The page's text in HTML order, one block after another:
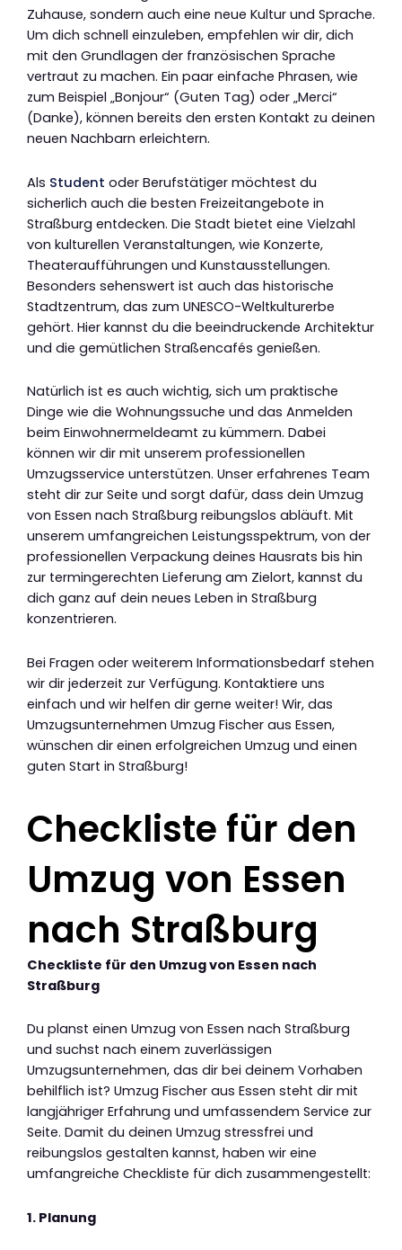
Zuhause, sondern auch eine neue Kultur und Sprache.
Um dich schnell einzuleben, empfehlen wir dir, dich
mit den Grundlagen der französischen Sprache
vertraut zu machen. Ein paar einfache Phrasen, wie
zum Beispiel „Bonjour“ (Guten Tag) oder „Merci“
(Danke), können bereits den ersten Kontakt zu deinen
neuen Nachbarn erleichtern.
Als Student oder Berufstätiger möchtest du
sicherlich auch die besten Freizeitangebote in
Straßburg entdecken. Die Stadt bietet eine Vielzahl
von kulturellen Veranstaltungen, wie Konzerte,
Theateraufführungen und Kunstausstellungen.
Besonders sehenswert ist auch das historische
Stadtzentrum, das zum UNESCO-Weltkulturerbe
gehört. Hier kannst du die beeindruckende Architektur
und die gemütlichen Straßencafés genießen.
Natürlich ist es auch wichtig, sich um praktische
Dinge wie die Wohnungssuche und das Anmelden
beim Einwohnermeldeamt zu kümmern. Dabei
können wir dir mit unserem professionellen
Umzugsservice unterstützen. Unser erfahrenes Team
steht dir zur Seite und sorgt dafür, dass dein Umzug
von Essen nach Straßburg reibungslos abläuft. Mit
unserem umfangreichen Leistungsspektrum, von der
professionellen Verpackung deines Hausrats bis hin
zur termingerechten Lieferung am Zielort, kannst du
dich ganz auf dein neues Leben in Straßburg
konzentrieren.
Bei Fragen oder weiterem Informationsbedarf stehen
wir dir jederzeit zur Verfügung. Kontaktiere uns
einfach und wir helfen dir gerne weiter! Wir, das
Umzugsunternehmen Umzug Fischer aus Essen,
wünschen dir einen erfolgreichen Umzug und einen
guten Start in Straßburg!
Checkliste für den
Umzug von Essen
nach Straßburg
Checkliste für den Umzug von Essen nach
Straßburg
Du planst einen Umzug von Essen nach Straßburg
und suchst nach einem zuverlässigen
Umzugsunternehmen, das dir bei deinem Vorhaben
behilflich ist? Umzug Fischer aus Essen steht dir mit
langjähriger Erfahrung und umfassendem Service zur
Seite. Damit du deinen Umzug stressfrei und
reibungslos gestalten kannst, haben wir eine
umfangreiche Checkliste für dich zusammengestellt:
1. Planung